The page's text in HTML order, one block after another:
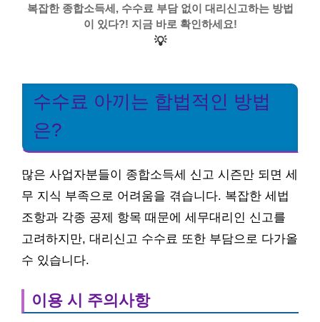
복잡한 종합소득세, 수수료 부담 없이 대리신고하는 방법
이 있다?! 지금 바로 확인하세요!
💡
수수료 아끼는 합법적인 방법
은?
많은 사업자분들이 종합소득세 신고 시즌만 되면 세
무 지식 부족으로 어려움을 겪습니다. 복잡한 세법
조항과 각종 공제 항목 때문에 세무대리인 신고를
고려하지만, 대리신고 수수료 또한 부담으로 다가올
수 있습니다.
이용 시 주의사항